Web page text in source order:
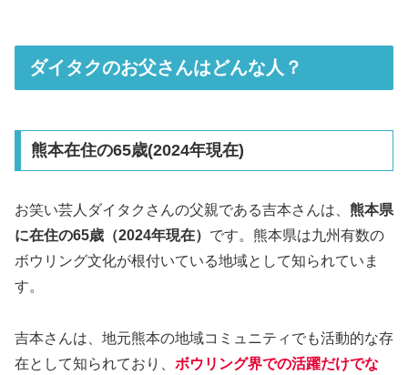
ダイタクのお父さんはどんな人？
熊本在住の65歳(2024年現在)
お笑い芸人ダイタクさんの父親である吉本さんは、 熊本県
に在住の65歳（2024年現在） です。熊本県は九州有数の
ボウリング文化が根付いている地域として知られていま
す。
吉本さんは、地元熊本の地域コミュニティでも活動的な存
在として知られており、 ボウリング界での活躍だけでな